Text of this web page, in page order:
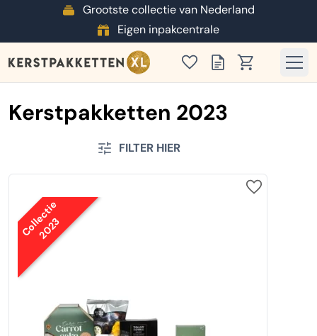
Grootste collectie van Nederland
Eigen inpakcentrale
Kerstpakketten 2023
FILTER HIER
Collectie
2023